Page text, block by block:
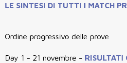
LE SINTESI DI TUTTI I MATCH
Ordine progressivo delle prove
Day 1 - 21 novembre - RISULTATI